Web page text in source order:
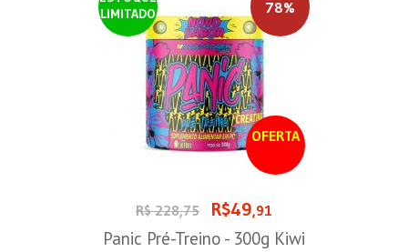
LIMITADO
OFERTA
78%
R$ 228,75 R$49,91
Panic Pré-Treino - 300g Kiwi